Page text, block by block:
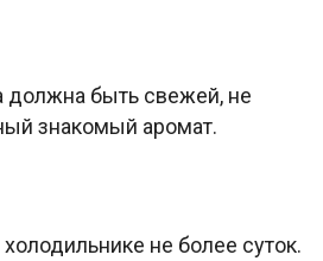
должна быть свежей, не
знакомый аромат.
не более суток.